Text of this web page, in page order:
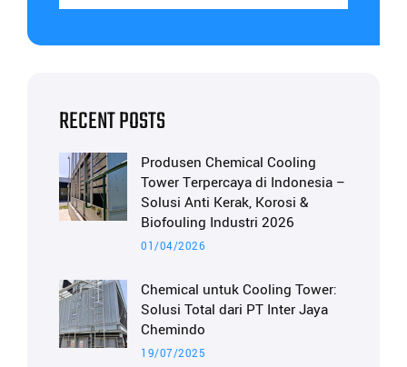
RECENT POSTS
Produsen Chemical Cooling
Tower Terpercaya di Indonesia –
Solusi Anti Kerak, Korosi &
Biofouling Industri 2026
01/04/2026
Chemical untuk Cooling Tower:
Solusi Total dari PT Inter Jaya
Chemindo
19/07/2025